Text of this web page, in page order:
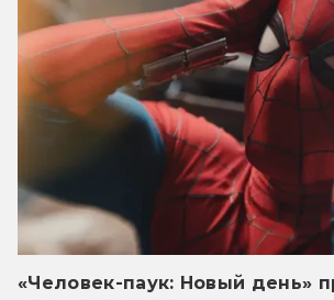
«Человек-паук: Новый день»